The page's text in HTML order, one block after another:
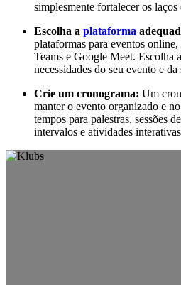
simplesmente fortalecer os
Escolha a plataforma
plataformas para eventos
Teams e Google Meet. Escolha
necessidades do seu evento e
Crie um cronograma: Um
manter o evento organizado e
tempos para palestras, sessões
intervalos e atividades